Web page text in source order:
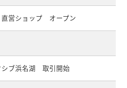
営ショップ オープン
ブ浜名湖 取引開始